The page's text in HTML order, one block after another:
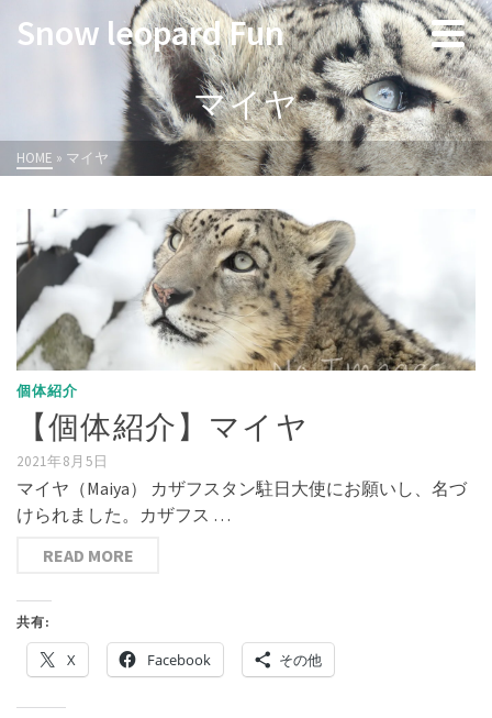
Snow leopard Fun
マイヤ
HOME » マイヤ
個体紹介
【個体紹介】マイヤ
2021年8月5日
マイヤ（Maiya） カザフスタン駐日大使にお願いし、名づ
けられました。カザフス …
READ MORE
共有:
X Facebook その他